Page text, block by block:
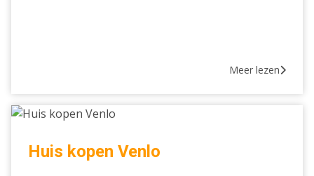
Meer lezen
Huis
VenloHuis kopen Venlo